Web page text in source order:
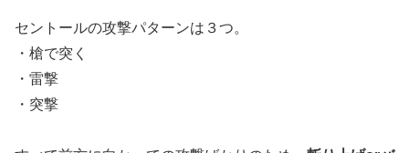
セントールの攻撃パターンは３つ。
・槍で突く
・雷撃
・突撃